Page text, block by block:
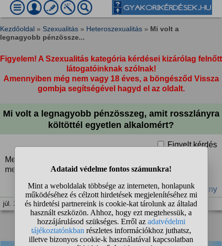
Kezdőoldal » Szexualitás » Heteroszexualitás » Mi volt a
legnagyobb pénzössze...
Figyelem! A Szexualitás kategória kérdései kizárólag felnőtt
látogatóinknak szólnak!
Amennyiben még nem vagy 18 éves, a böngésződ Vissza
gombja segítségével hagyd el az oldalt.
Mi volt a legnagyobb pénzösszeg, amit rosszlányra
költöttél egyetlen alkalomért?
Figyelt kérdés
Mennyi ideig tartott az együttlét? Melyik évben volt? Végül
megérte?
#szex #prostituált #pénz #rosszlány
júl. 2. 17:56
❮ 1 2